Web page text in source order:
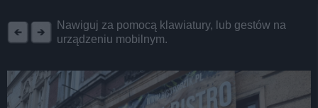
Nawiguj za pomocą klawiatury, lub gestów na
urządzeniu mobilnym.